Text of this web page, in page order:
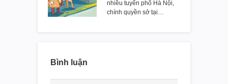
nhiều tuyến phố Hà Nội,
chính quyền sở tại…
Bình luận